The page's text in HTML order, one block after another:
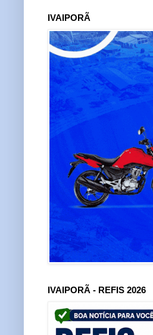
IVAIPORÃ
IVAIPORÃ - REFIS 2026